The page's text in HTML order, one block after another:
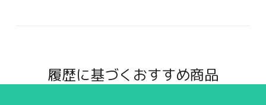
履歴に基づくおすすめ商品